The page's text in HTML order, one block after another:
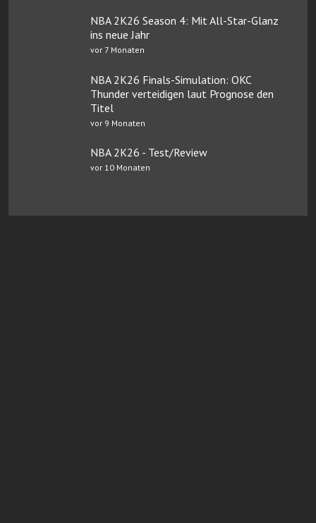
NBA 2K26 Season 4: Mit All-Star-Glanz
ins neue Jahr
vor 7 Monaten
NBA 2K26 Finals-Simulation: OKC
Thunder verteidigen laut Prognose den
Titel
vor 9 Monaten
NBA 2K26 - Test/Review
vor 10 Monaten